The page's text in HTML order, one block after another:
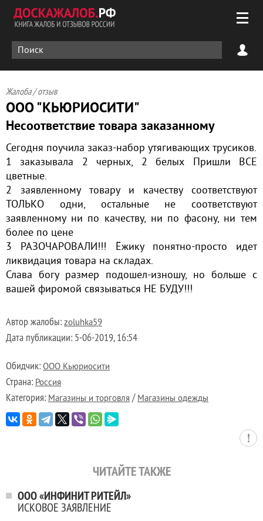
Жалоба / отзыв
ООО "КЬЮРИОСИТИ"
Несоответствие товара заказанному
Сегодня поучила заказ-набор утягивающих трусиков.
1 заказывала 2 черных, 2 белых Пришли ВСЕ
цветные.
2 заявленному товару и качеству соответствуют
ТОЛЬКО одни, остальные не соответствуют
заявленному ни по качеству, ни по фасону, ни тем
более по цене
3 РАЗОЧАРОВАЛИ!!! Ёжику понятно-просто идет
ликвидация товара на складах.
Слава богу размер подошел-изношу, но больше с
вашей фиромой связываться НЕ БУДУ!!!
Автор жалобы: zoluhka59
Дата публикации: 5-06-2019, 16:54
Обидчик: ООО Кьюриосити
Страна: Россия
Категория: Магазины и торговля /Магазины одежды
ЧИТАЙТЕ ТАКЖЕ
ООО «ИНФИНИТ РИТЕЙЛ»
ИСКОВОЕ ЗАЯВЛЕНИЕ